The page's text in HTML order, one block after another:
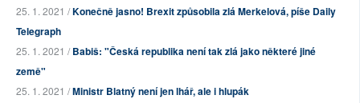
25. 1. 2021 /Konečně jasno! Brexit způsobila zlá Merkelová, píše Daily
Telegraph
25. 1. 2021 /Babiš: "Česká republika není tak zlá jako některé jiné
země"
25. 1. 2021 /Ministr Blatný není jen lhář, ale i hlupák